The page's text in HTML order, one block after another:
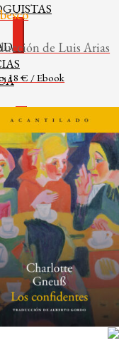
Expandir
el
menú
hijo
el
menú
hijo
de Luis Arias
18 € / Ebook